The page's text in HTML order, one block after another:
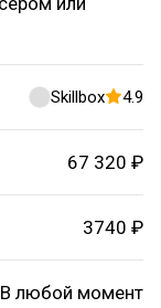
Skillbox 4.9
67 320 ₽
3740 ₽
В любой момент